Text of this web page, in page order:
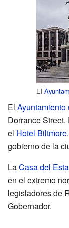
El
El Ayuntamiento
Dorrance
el Hotel Biltmore
gobierno de la
LaCasa del
en el extremo
legisladores de
Gobernador.